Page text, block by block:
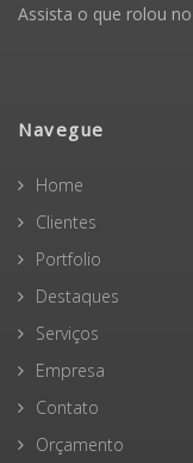
Assista o que rolou
Navegue
Home
Clientes
Portfolio
Destaques
Serviços
Empresa
Contato
Orçamento